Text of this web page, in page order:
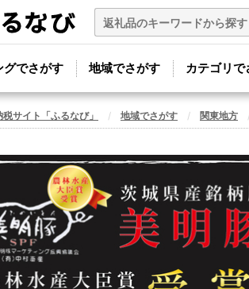
グでさがす 地域でさがす カテゴリで
サイト「ふるなび」 地域でさがす 関東地方